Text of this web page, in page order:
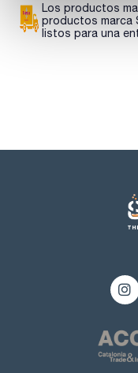
Los productos
productos marca
listos para una